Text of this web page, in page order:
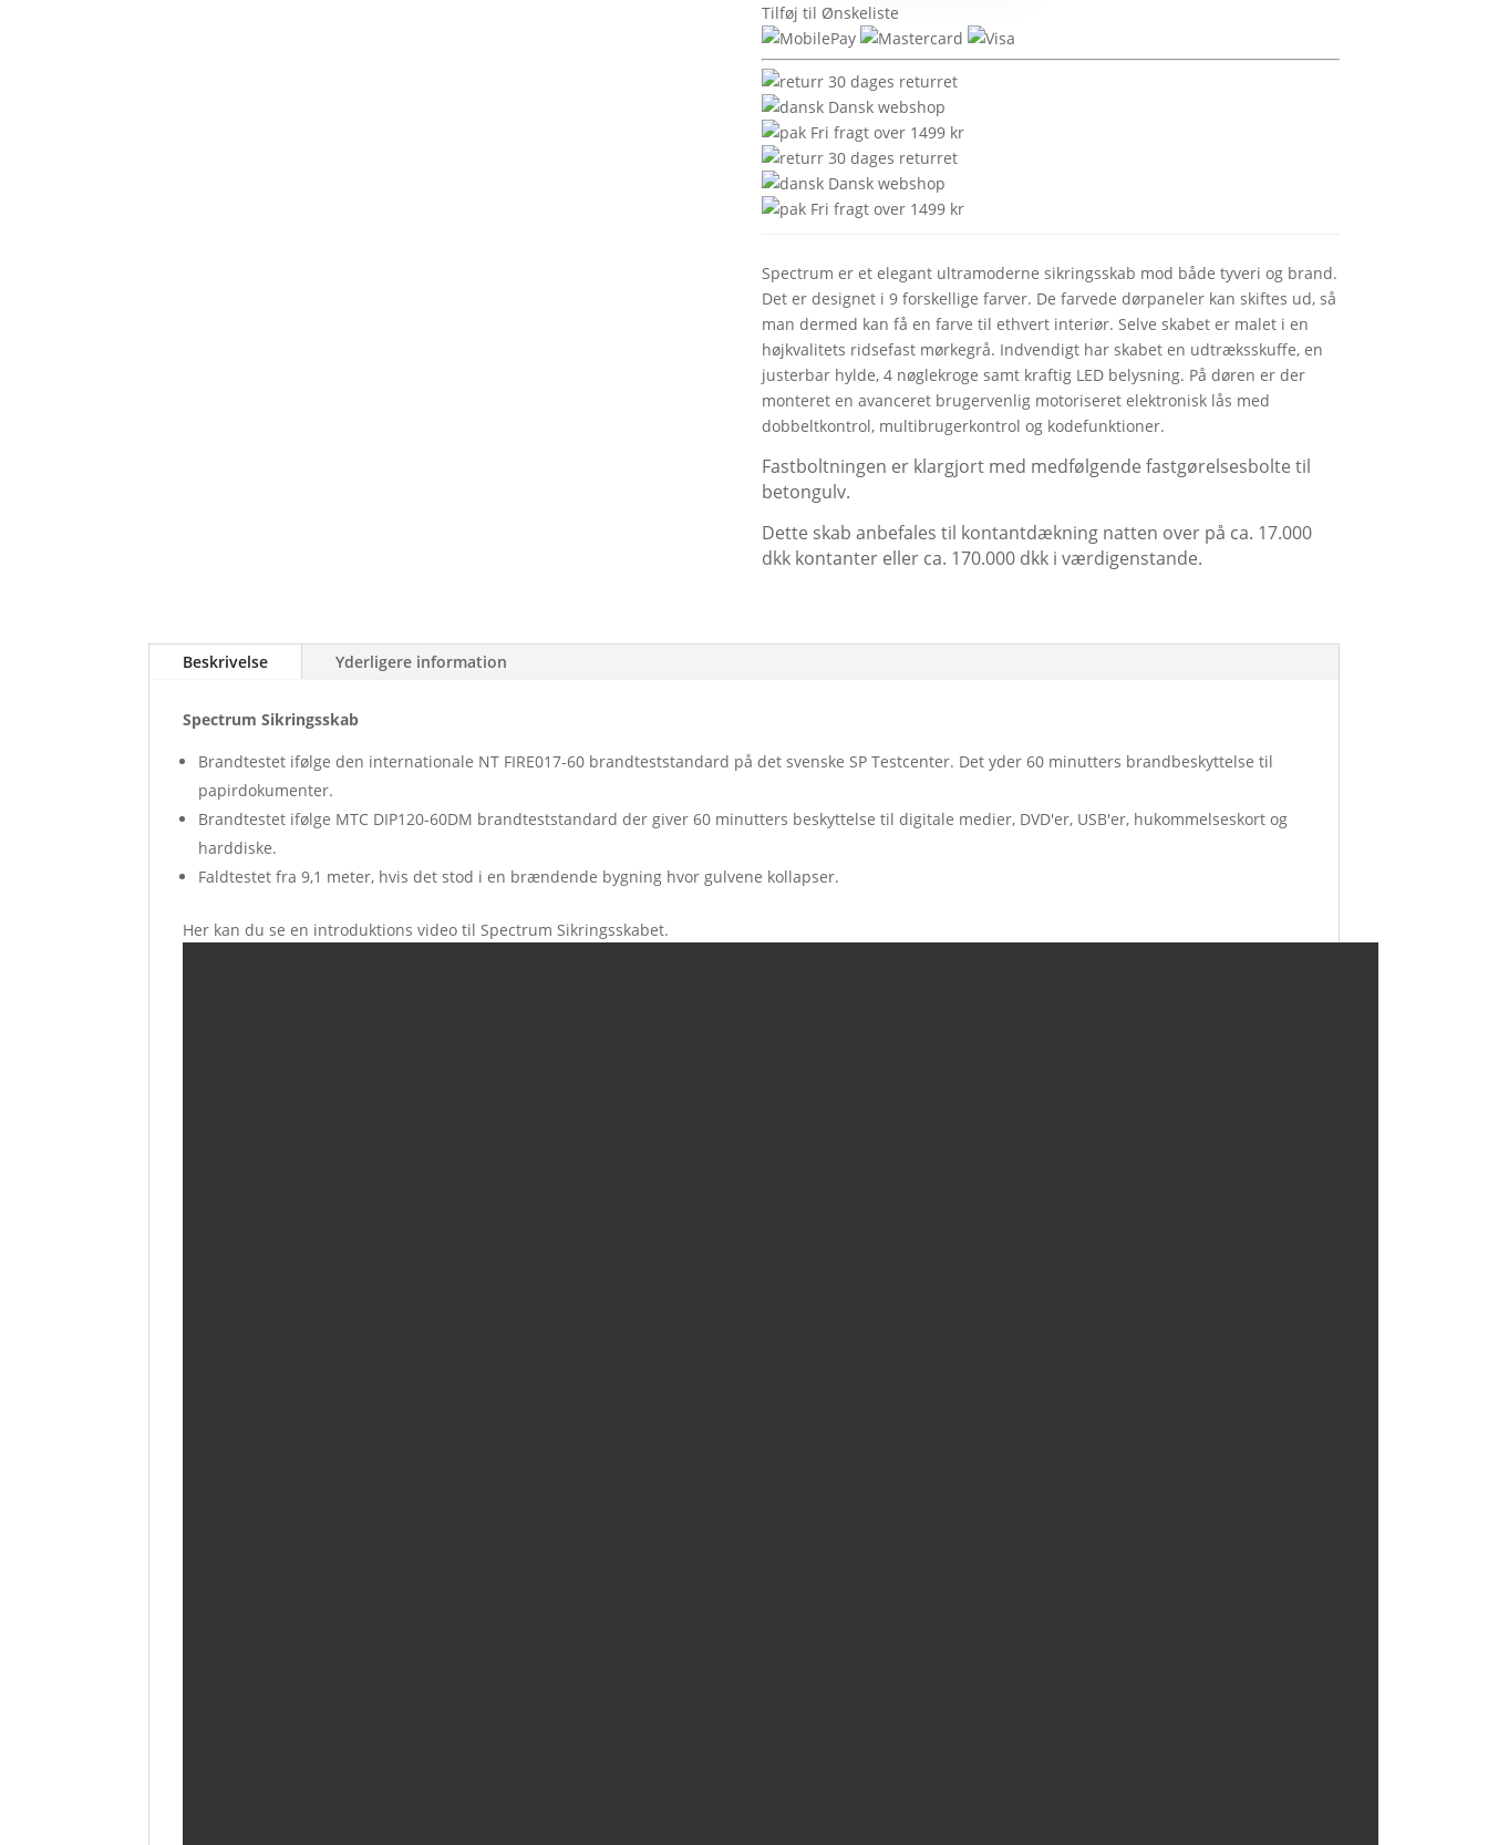
Tilføj til Ønskeliste
30 dages returret
Dansk webshop
Fri fragt over 1499 kr
30 dages returret
Dansk webshop
Fri fragt over 1499 kr
Spectrum er et elegant ultramoderne sikringsskab mod både tyveri og brand.
Det er designet i 9 forskellige farver. De farvede dørpaneler kan skiftes ud, så
man dermed kan få en farve til ethvert interiør. Selve skabet er malet i en
højkvalitets ridsefast mørkegrå. Indvendigt har skabet en udtræksskuffe, en
justerbar hylde, 4 nøglekroge samt kraftig LED belysning. På døren er der
monteret enavanceret brugervenlig motoriseret elektronisk lås med
dobbeltkontrol, multibrugerkontrol og kodefunktioner.
Fastboltningen er klargjort med medfølgende fastgørelsesbolte til
betongulv.
Dette skab anbefales til kontantdækning natten over på ca. 17.000
dkk kontanter eller ca. 170.000 dkk i værdigenstande.
Beskrivelse Yderligere information
Spectrum Sikringsskab
Brandtestet ifølge den internationale NT FIRE017-60 brandteststandard på det svenske SP Testcenter. Det yder 60 minutters brandbeskyttelse til
papirdokumenter.
Brandtestet ifølge MTC DIP120-60DM brandteststandard der giver 60 minutters beskyttelse til digitale medier, DVD'er, USB'er, hukommelseskort og
harddiske.
Faldtestet fra 9,1 meter, hvis det stod i en brændende bygning hvor gulvene kollapser.
Her kan du se en introduktions video til Spectrum Sikringsskabet.